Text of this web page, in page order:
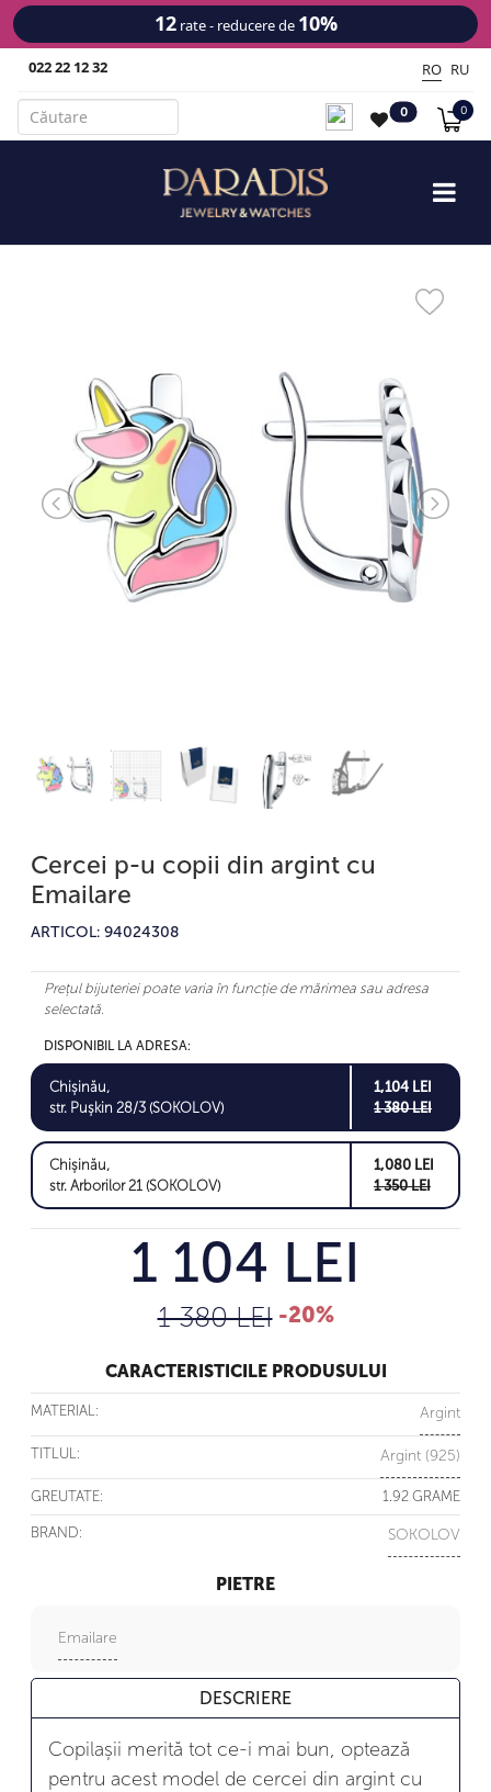
12rate - reducere de 10%
022 22 12 32 RO RU
0 0
Cercei p-u copii din argint cu
Emailare
ARTICOL: 94024308
Prețul bijuteriei poate varia în funcție de mărimea sau adresa
selectată.
DISPONIBIL LA ADRESA:
Chișinău,
str. Pușkin 28/3 (SOKOLOV)
1,104 LEI
1 380 LEI
Chișinău,
str. Arborilor 21 (SOKOLOV)
1,080 LEI
1 350 LEI
1 104 LEI
1 380 LEI -20%
CARACTERISTICILE PRODUSULUI
MATERIAL: Argint
TITLUL: Argint (925)
GREUTATE: 1.92 GRAME
BRAND: SOKOLOV
PIETRE
Emailare
DESCRIERE
Copilașii merită tot ce-i mai bun, optează
pentru acest model de cercei din argint cu